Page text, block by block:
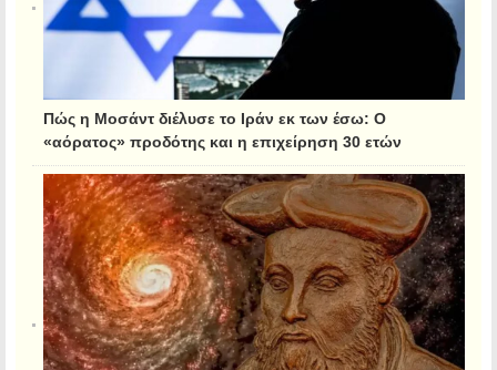
Πώς η Μοσάντ διέλυσε το Ιράν εκ των έσω: Ο
«αόρατος» προδότης και η επιχείρηση 30 ετών